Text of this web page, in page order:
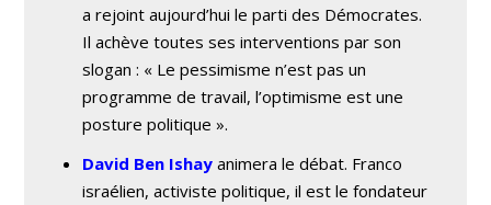
a rejoint aujourd’hui le parti des Démocrates.
Il achève toutes ses interventions par son
slogan : « Le pessimisme n’est pas un
programme de travail, l’optimisme est une
posture politique ».
David Ben Ishay animera le débat. Franco
israélien, activiste politique, il est le fondateur